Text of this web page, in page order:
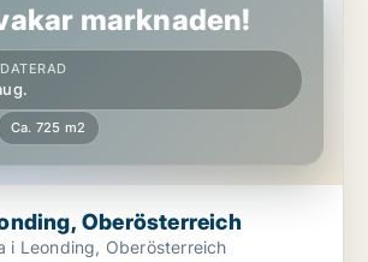
marknaden!
Ca. 725 m2
Oberösterreich
i Leonding, Oberösterreich